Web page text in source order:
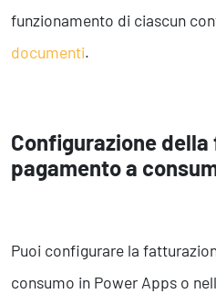
funzionamento di ciascun
documenti.
Configurazione
pagamento a
Puoi configurare la
consumo in Power Apps o